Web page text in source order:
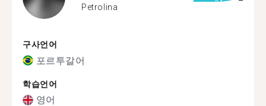
Petrolina
구사언어
포르투갈어
학습언어
영어